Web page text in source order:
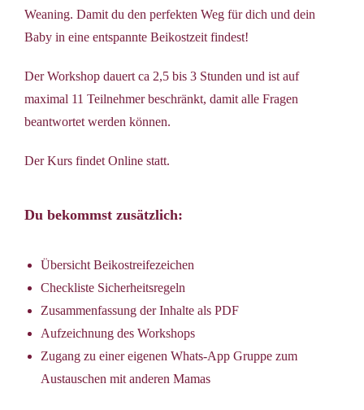
Weaning. Damit du den perfekten Weg für dich und dein
Baby in eine entspannte Beikostzeit findest!
Der Workshop dauert ca 2,5 bis 3 Stunden und ist auf
maximal 11 Teilnehmer beschränkt, damit alle Fragen
beantwortet werden können.
Der Kurs findet Online statt.
Du bekommst zusätzlich:
Übersicht Beikostreifezeichen
Checkliste Sicherheitsregeln
Zusammenfassung der Inhalte als PDF
Aufzeichnung des Workshops
Zugang zu einer eigenen Whats-App Gruppe zum
Austauschen mit anderen Mamas